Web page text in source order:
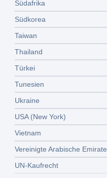
Südafrika
Südkorea
Taiwan
Thailand
Türkei
Tunesien
Ukraine
USA (New York)
Vietnam
Vereinigte Arabische Emirate
UN-Kaufrecht